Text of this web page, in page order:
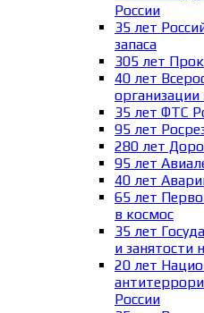
России
35 лет
запаса
305 лет
40 лет
35 лет ФТС
95 лет
280 лет
95 лет
40 лет
65 лет
в космос
35 лет
и занятости
20 лет
России